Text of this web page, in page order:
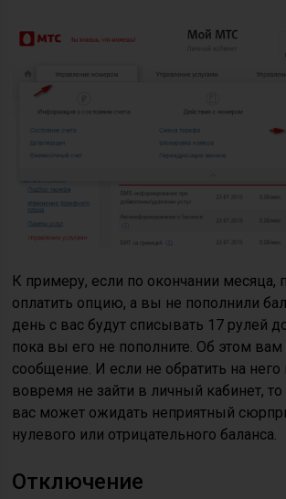
К примеру, если по окончании
оплатить опцию, а вы не пополнили
день с вас будут списывать 17 рулей
пока вы его не пополните. Об этом вам
сообщение. И если не обратить на
вовремя не зайти в личный кабинет,
вас может ожидать неприятный
нулевого или отрицательного баланса.
Отключение